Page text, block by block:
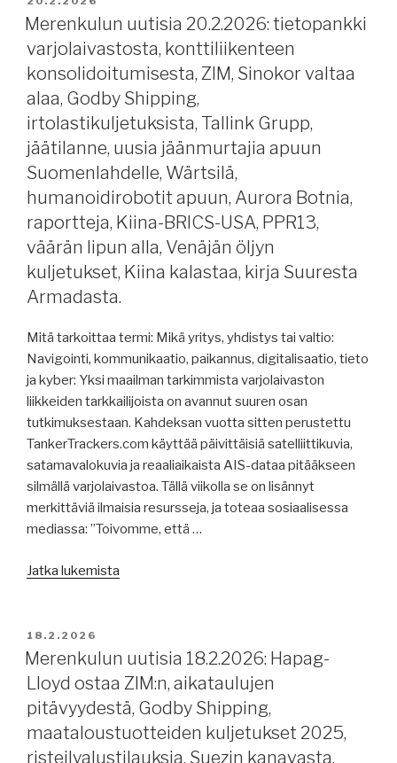
salmesta,
kiista
Grönlannin
sairaaloista,
Venäjän
öljykuljetusten
lyhyt
historia.”
muutosta
merenkulussa,
lastaussuunnittelusta,
Tallink
vaihtaa
toimitusjohtajaa,
risteilyvuosi
2025,
Steerprop,
jäätilanne
tänään,
Konecranes,
meriteollisuuden
avusteisuudesta,
Evac
Group,
raportteja,
USA:n
uusista
tulleista,
STCW:n
muutostarpeista,
alustarkastuksista,
huonolla
säällä.”
Merenkulun uutisia 20.2.2026: tietopankki
varjolaivastosta, konttiliikenteen
konsolidoitumisesta, ZIM, Sinokor valtaa
alaa, Godby Shipping,
irtolastikuljetuksista, Tallink Grupp,
jäätilanne, uusia jäänmurtajia apuun
Suomenlahdelle, Wärtsilä,
humanoidirobotit apuun, Aurora Botnia,
raportteja, Kiina-BRICS-USA, PPR13,
väärän lipun alla, Venäjän öljyn
kuljetukset, Kiina kalastaa, kirja Suuresta
Armadasta.
Mitä tarkoittaa termi: Mikä yritys, yhdistys tai valtio:
Navigointi, kommunikaatio, paikannus, digitalisaatio, tieto
ja kyber: Yksi maailman tarkimmista varjolaivaston
liikkeiden tarkkailijoista on avannut suuren osan
tutkimuksestaan. Kahdeksan vuotta sitten perustettu
TankerTrackers.com käyttää päivittäisiä satelliittikuvia,
satamavalokuvia ja reaaliaikaista AIS-dataa pitääkseen
silmällä varjolaivastoa. Tällä viikolla se on lisännyt
merkittäviä ilmaisia ​​resursseja, ja toteaa sosiaalisessa
mediassa: ”Toivomme, että …
Jatka lukemista
varjolaivastosta,
konttiliikenteen
konsolidoitumisesta,
ZIM,
Sinokor
JULKAISTU
18.2.2026
Merenkulun uutisia 18.2.2026: Hapag-
Lloyd ostaa ZIM:n, aikataulujen
pitävyydestä, Godby Shipping,
maataloustuotteiden kuljetukset 2025,
risteilyalustilauksia, Suezin kanavasta,